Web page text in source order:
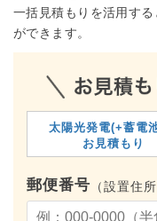
一括見積もりを活用す
ができます。
太陽光発電(+蓄電
お見積もり
郵便番号 （設置住所